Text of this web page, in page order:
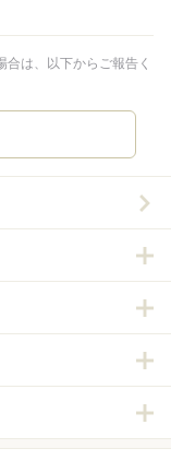
は、以下からご報告く